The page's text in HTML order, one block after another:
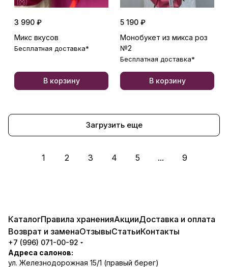
3 990 ₽
Микс вкусов
Бесплатная доставка*
В корзину
5 190 ₽
Монобукет из микса роз
№2
Бесплатная доставка*
В корзину
Загрузить еще
1 2 3 4 5 ... 9
КаталогПравила храненияАкцииДоставка и оплата
Возврат и заменаОтзывыСтатьиКонтакты
+7 (996) 071-00-92
Адреса салонов:
ул. Железнодорожная 15/1 (правый берег)